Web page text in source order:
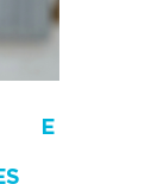
E